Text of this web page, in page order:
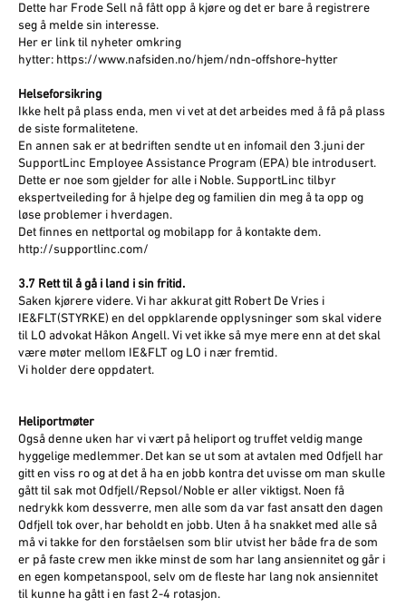
Dette har Frode Sell nå fått opp å kjøre og det er bare å registrere
seg å melde sin interesse.
Her er link til nyheter omkring
hytter: https://www.nafsiden.no/hjem/ndn-offshore-hytter
Helseforsikring
Ikke helt på plass enda, men vi vet at det arbeides med å få på plass
de siste formalitetene.
En annen sak er at bedriften sendte ut en infomail den 3.juni der
SupportLinc Employee Assistance Program (EPA) ble introdusert.
Dette er noe som gjelder for alle i Noble. SupportLinc tilbyr
ekspertveileding for å hjelpe deg og familien din meg å ta opp og
løse problemer i hverdagen.
Det finnes en nettportal og mobilapp for å kontakte dem.
http://supportlinc.com/
3.7 Rett til å gå i land i sin fritid.
Saken kjørere videre. Vi har akkurat gitt Robert De Vries i
IE&FLT(STYRKE) en del oppklarende opplysninger som skal videre
til LO advokat Håkon Angell. Vi vet ikke så mye mere enn at det skal
være møter mellom IE&FLT og LO i nær fremtid.
Vi holder dere oppdatert.
Heliportmøter
Også denne uken har vi vært på heliport og truffet veldig mange
hyggelige medlemmer. Det kan se ut som at avtalen med Odfjell har
gitt en viss ro og at det å ha en jobb kontra det uvisse om man skulle
gått til sak mot Odfjell/Repsol/Noble er aller viktigst. Noen få
nedrykk kom dessverre, men alle som da var fast ansatt den dagen
Odfjell tok over, har beholdt en jobb. Uten å ha snakket med alle så
må vi takke for den forståelsen som blir utvist her både fra de som
er på faste crew men ikke minst de som har lang ansiennitet og går i
en egen kompetanspool, selv om de fleste har lang nok ansiennitet
til kunne ha gått i en fast 2-4 rotasjon.